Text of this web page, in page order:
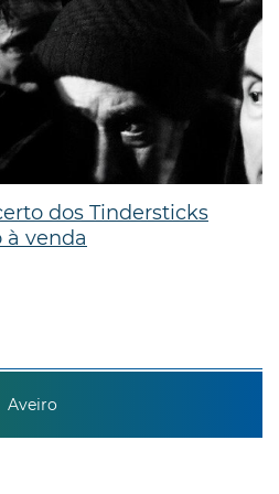
dos Tindersticks
à venda
Aveiro